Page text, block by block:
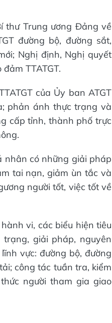
thư Trung ương Đảng về
đường bộ, đường sắt,
Nghị định, Nghị quyết
TTATGT.
của Ủy ban ATGT
phản ánh thực trạng và
cấp tỉnh, thành phố trực
nhân có những giải pháp
tai nạn, giảm ùn tắc và
người tốt, việc tốt về
vi, các biểu hiện tiêu
giải pháp, nguyên
vực: đường bộ, đường
công tác tuần tra, kiểm
người tham gia giao